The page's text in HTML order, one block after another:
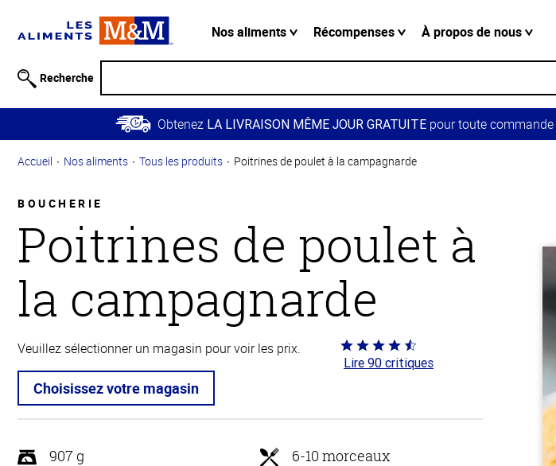
relative à
Passer
contenu
Retour à
principale
Nos aliments Récompenses À propos de nous
Recherche
Obtenez LA LIVRAISON MÊME JOUR GRATUITEpour toute commande
Accueil Nos aliments Tous les produits Poitrines de poulet à la campagnarde
BOUCHERIE
Poitrines de poulet à
la campagnarde
Veuillez sélectionner un magasin pour voir les prix.
Choisissez votre magasin
Coté
4.4 sur
Lire 90 critiques
907 g
6-10 morceaux